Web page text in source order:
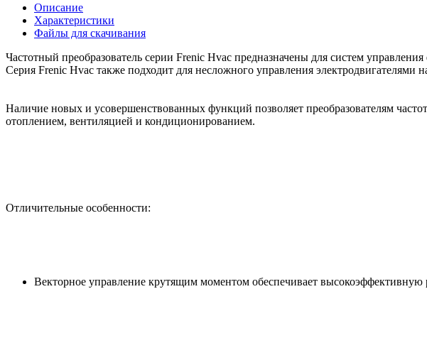
Описание
Характеристики
Файлы для скачивания
Частотный преобразователь серии Frenic Hvac предназначены для систем
Серия Frenic Hvac также подходит для несложного управления электродвигателями
Наличие новых и усовершенствованных функций позволяет преобразователям
отоплением, вентиляцией и кондиционированием.
Отличительные особенности:
Векторное управление крутящим моментом обеспечивает высокоэффективную